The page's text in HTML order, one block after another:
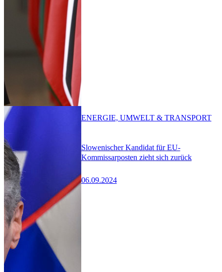
Slowenischer Kandidat für EU-
Kommissarposten zieht sich zurück
06.09.2024
ENERGIE, UMWELT & TRANSPORT